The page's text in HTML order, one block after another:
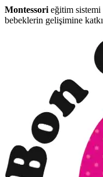
Montessori eğitim sistemi
bebeklerin gelişimine